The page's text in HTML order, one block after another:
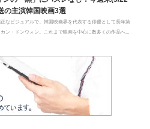
の主演韓国映画3選
なビジュアルで、韓国映画界を代表する俳優として長年第
ン・ドンウォン。これまで映画を中心に数多くの作品へ...